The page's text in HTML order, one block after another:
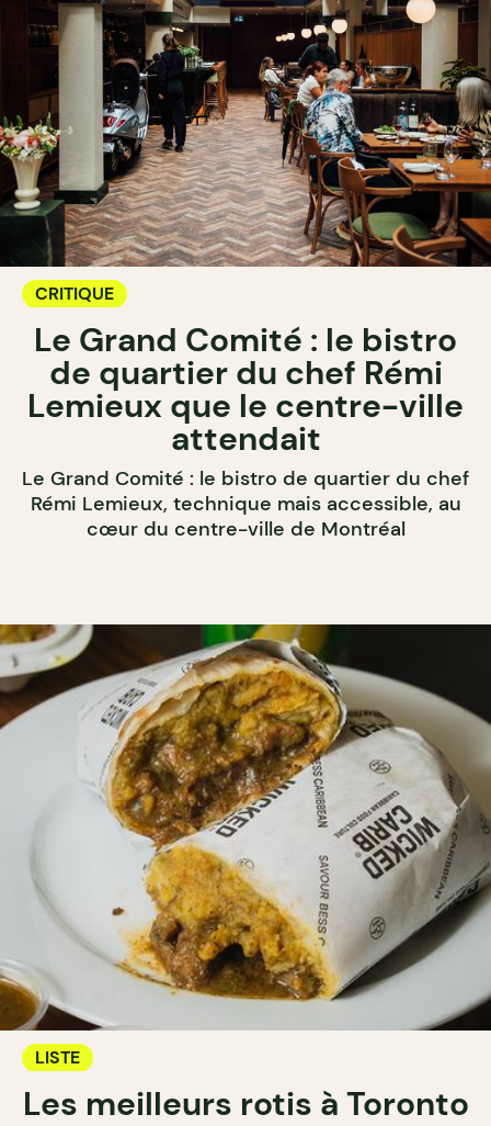
CRITIQUE
Le Grand Comité : le bistro
de quartier du chef Rémi
Lemieux que le centre-ville
attendait
Le Grand Comité : le bistro de quartier du chef
Rémi Lemieux, technique mais accessible, au
cœur du centre-ville de Montréal
LISTE
Les meilleurs rotis à Toronto